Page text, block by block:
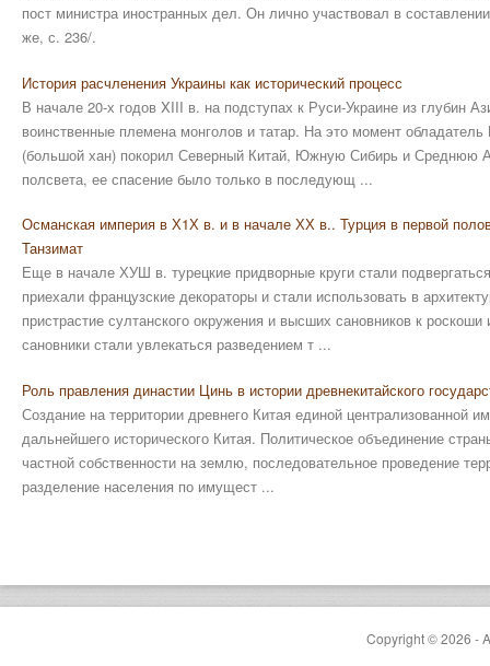
пост министра иностранных дел. Он лично участвовал в
же, с. 236/.
История расчленения Украины как исторический процесс
В начале 20-х годов XIII в. на подступах к Руси-Украине из глубин
воинственные племена монголов и татар. На это момент обладатель
(большой хан) покорил Северный Китай, Южную Сибирь и Среднюю
полсвета, ее спасение было только в последующ ...
Османская империя в Х1Х в. и в начале ХХ в.. Турция в первой
Танзимат
Еще в начале ХУШ в. турецкие придворные круги стали
приехали французские декораторы и стали использовать в
пристрастие султанского окружения и высших сановников к
сановники стали увлекаться разведением т ...
Роль правления династии Цинь в истории древнекитайского
Создание на территории древнего Китая единой централизованной
дальнейшего исторического Китая. Политическое объединение
частной собственности на землю, последовательное проведение
разделение населения по имущест ...
Copyright © 2026 -